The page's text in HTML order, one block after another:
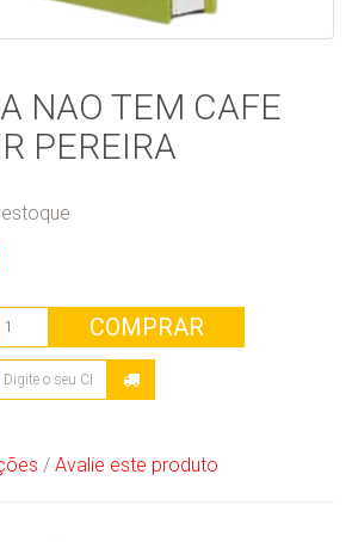
NAO TEM CAFE
PEREIRA
COMPRAR
/ Avalie este produto